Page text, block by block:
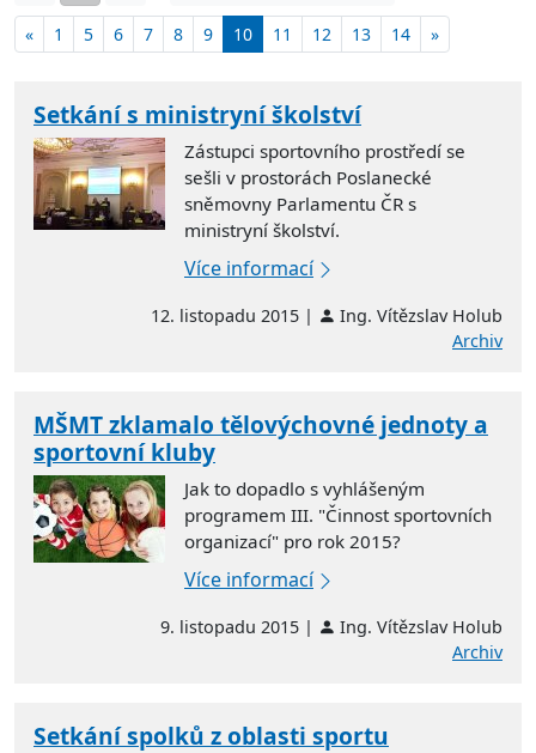
« 1 5 6 7 8 9 10 11 12 13 14 »
Setkání s ministryní školství
Zástupci sportovního prostředí se
sešli v prostorách Poslanecké
sněmovny Parlamentu ČR s
ministryní školství.
Více informací
12. listopadu 2015 |
Ing. Vítězslav Holub
Archiv
MŠMT zklamalo tělovýchovné jednoty a
sportovní kluby
Jak to dopadlo s vyhlášeným
programem III. "Činnost sportovních
organizací" pro rok 2015?
Více informací
9. listopadu 2015 |
Ing. Vítězslav Holub
Archiv
Setkání spolků z oblasti sportu